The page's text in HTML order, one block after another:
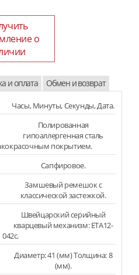
о
и оплата Обмен и возврат
Часы, Минуты, Секунды, Дата.
Полированная
гипоаллергенная сталь
покрытием.
Сапфировое.
Замшевый ремешок с
классической застежкой.
Швейцарский серийный
кварцевый механизм: ETA12-
042c.
Диаметр: 41 (мм) Толщина: 8
(мм).